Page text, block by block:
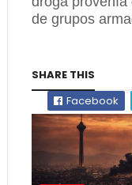
de grupos
SHARE THIS
Facebook